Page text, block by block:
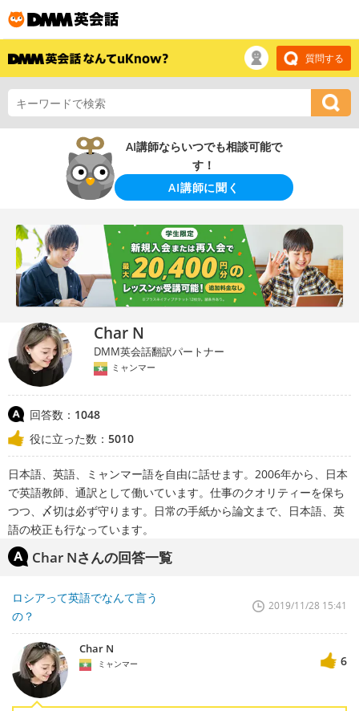
質問する
AI講師ならいつでも相談可能で
す！
AI講師に聞く
Char N
DMM英会話翻訳パートナー
ミャンマー
回答数： 1048
役に立った数： 5010
日本語、英語、ミャンマー語を自由に話せます。2006年から、日本
で英語教師、通訳として働いています。仕事のクオリティーを保ち
つつ、〆切は必ず守ります。日常の手紙から論文まで、日本語、英
語の校正も行なっています。
Char Nさんの回答一覧
ロシアって英語でなんて言う
の？
2019/11/28 15:41
Char N
ミャンマー 6